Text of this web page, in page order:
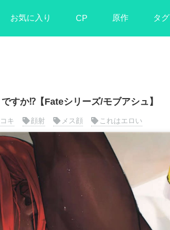
お気に入り CP 原作 タグ
すか⁉【Fateシリーズ/モブアシュ】
キ 顔射 メス顔 これはエロい